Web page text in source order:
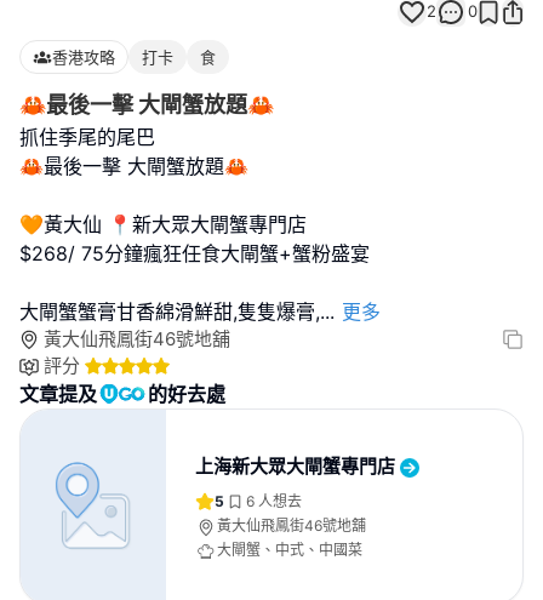
2 0
香港攻略 打卡 食
🦀最後一擊 大閘蟹放題🦀
抓住季尾的尾巴
🦀最後一擊 大閘蟹放題🦀
🧡黃大仙 📍新大眾大閘蟹專門店
$268/ 75分鐘瘋狂任食大閘蟹+蟹粉盛宴
大閘蟹蟹膏甘香綿滑鮮甜,隻隻爆膏,... 更多
黃大仙飛鳳街46號地舖
評分
文章提及 的好去處
上海新大眾大閘蟹專門店
5 6 人想去
黃大仙飛鳳街46號地舖
大閘蟹、中式、中國菜